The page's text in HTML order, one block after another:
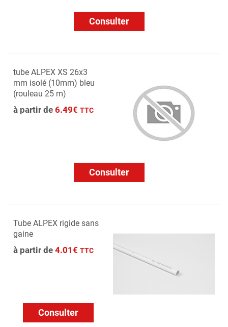
Consulter
tube ALPEX XS 26x3
mm isolé (10mm) bleu
(rouleau 25 m)
à partir de 6.49€ TTC
Consulter
Tube ALPEX rigide sans
gaine
à partir de 4.01€ TTC
Consulter